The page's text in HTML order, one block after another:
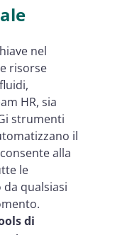
nel
risorse
HR, sia
strumenti
il
alla
le
qualsiasi
di